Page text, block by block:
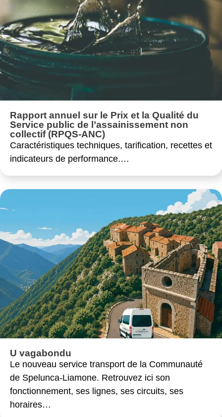
Rapport annuel sur le Prix et la Qualité du
Service public de l’assainissement non
collectif (RPQS-ANC)
Caractéristiques techniques, tarification, recettes et
indicateurs de performance.…
U vagabondu
Le nouveau service transport de la Communauté
de Spelunca-Liamone. Retrouvez ici son
fonctionnement, ses lignes, ses circuits, ses
horaires…